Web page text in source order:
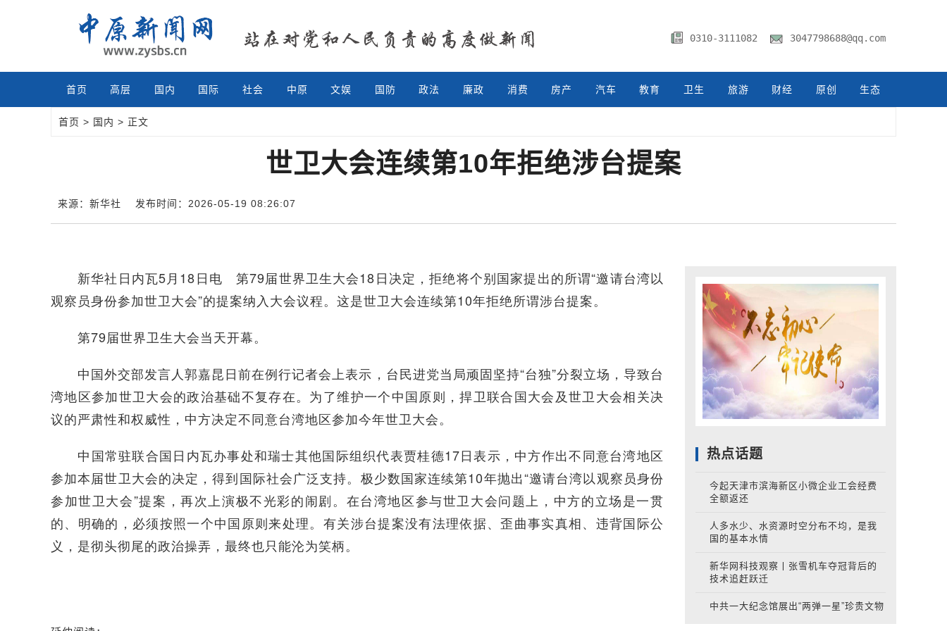
0310-3111082 3047798688@qq.com
首页 高层 国内 国际 社会 中原 文娱 国防 政法 廉政 消费 房产 汽车 教育 卫生 旅游 财经 原创 生态
首页 > 国内 > 正文
世卫大会连续第10年拒绝涉台提案
来源：新华社 发布时间：2026-05-19 08:26:07
新华社日内瓦5月18日电 第79届世界卫生大会18日决定，拒绝将个别国家提出的所谓“邀请台湾以
观察员身份参加世卫大会”的提案纳入大会议程。这是世卫大会连续第10年拒绝所谓涉台提案。
第79届世界卫生大会当天开幕。
中国外交部发言人郭嘉昆日前在例行记者会上表示，台民进党当局顽固坚持“台独”分裂立场，导致台
湾地区参加世卫大会的政治基础不复存在。为了维护一个中国原则，捍卫联合国大会及世卫大会相关决
议的严肃性和权威性，中方决定不同意台湾地区参加今年世卫大会。
中国常驻联合国日内瓦办事处和瑞士其他国际组织代表贾桂德17日表示，中方作出不同意台湾地区
参加本届世卫大会的决定，得到国际社会广泛支持。极少数国家连续第10年抛出“邀请台湾以观察员身份
参加世卫大会”提案，再次上演极不光彩的闹剧。在台湾地区参与世卫大会问题上，中方的立场是一贯
的、明确的，必须按照一个中国原则来处理。有关涉台提案没有法理依据、歪曲事实真相、违背国际公
义，是彻头彻尾的政治操弄，最终也只能沦为笑柄。
热点话题
今起天津市滨海新区小微企业工会经费
全额返还
人多水少、水资源时空分布不均，是我
国的基本水情
新华网科技观察丨张雪机车夺冠背后的
技术追赶跃迁
中共一大纪念馆展出“两弹一星”珍贵文物